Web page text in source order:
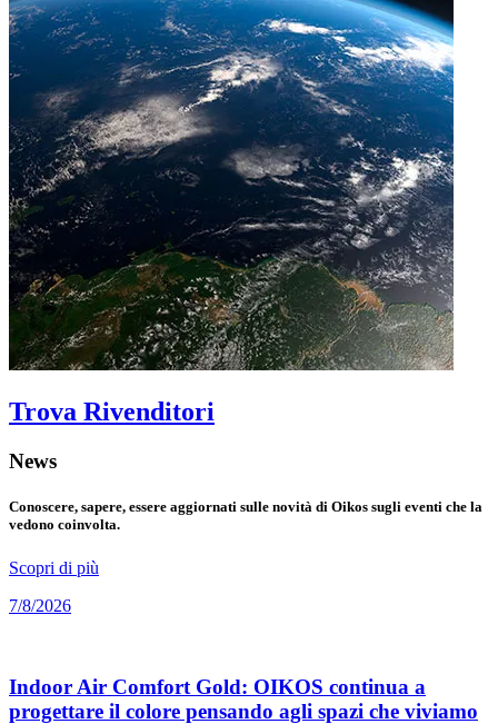
Trova Rivenditori
News
Conoscere, sapere, essere aggiornati sulle novità di Oikos sugli eventi che la
vedono coinvolta.
Scopri di più
7/8/2026
Indoor Air Comfort Gold: OIKOS continua a
progettare il colore pensando agli spazi che viviamo